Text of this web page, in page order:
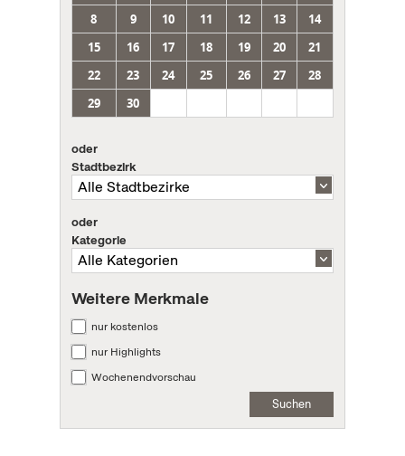
8
9 10 11 12 13
14
15
16 17 18 19 20
21
22
23 24 25 26 27
28
29
30
oder
Stadtbezirk
oder
Kategorie
Weitere Merkmale
nur kostenlos
nur Highlights
Wochenendvorschau
Suchen